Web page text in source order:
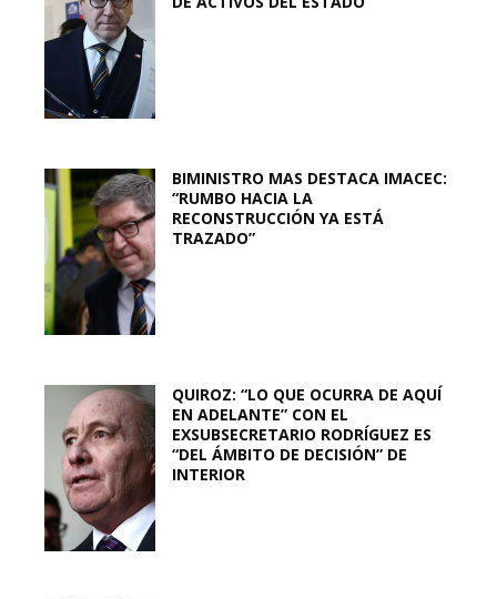
BIMINISTRO MAS DESTACA IMACEC:
“RUMBO HACIA LA
RECONSTRUCCIÓN YA ESTÁ
TRAZADO”
QUIROZ: “LO QUE OCURRA DE AQUÍ
EN ADELANTE” CON EL
EXSUBSECRETARIO RODRÍGUEZ ES
“DEL ÁMBITO DE DECISIÓN” DE
INTERIOR